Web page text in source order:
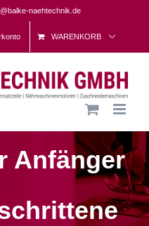
naehtechnik.de
WARENKORB
Anfänger